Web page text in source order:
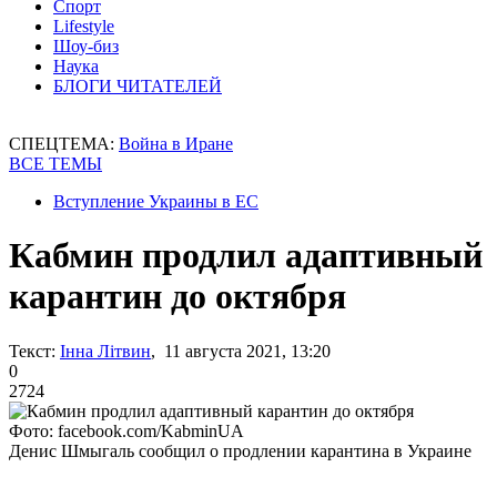
Спорт
Lifestyle
Шоу-биз
Наука
БЛОГИ ЧИТАТЕЛЕЙ
СПЕЦТЕМА: Война в Иране
ВСЕ ТЕМЫ
Вступление Украины в ЕС
Кабмин продлил адаптивный
карантин до октября
Текст: Інна Літвин, 11 августа 2021, 13:20
0
2724
Фото: facebook.com/KabminUA
Денис Шмыгаль сообщил о продлении карантина в Украине